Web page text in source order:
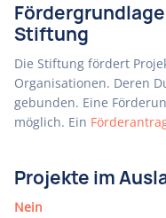
Stiftung
Die Stiftung fördert
Organisationen. Deren
gebunden. Eine
möglich. Ein
Projekte im
Nein